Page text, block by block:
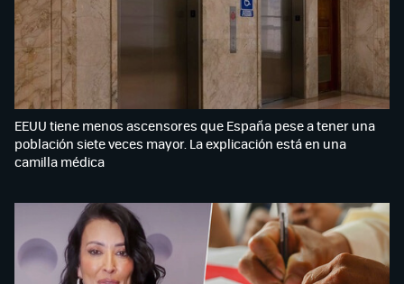
EEUU tiene menos ascensores que España pese a tener una
población siete veces mayor. La explicación está en una
camilla médica